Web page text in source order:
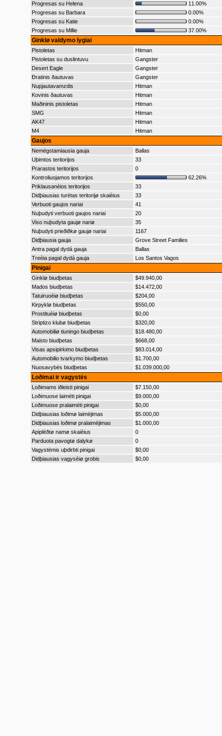
Progresas su Helena
11.00%
Progresas su Barbara
0.00%
Progresas su Katie
0.00%
Progresas su Millie
37.00%
Ginklø valdymo lygiai
Pistoletas
Hitman
Pistoletas su duslintuvu
Gangster
Desert Eagle
Gangster
Ðratinis ðautuvas
Gangster
Nupjautavamzdis
Hitman
Kovinis ðautuvas
Hitman
Maðininis pistoletas
Hitman
SMG
Hitman
AK47
Hitman
M4
Hitman
Gaujos
Nemëgstamiausia gauja
Ballas
Uþimtos teritorijos
33
Prarastos teritorijos
0
Kontroliuojamos teritorijos
62.26%
Priklausanèios teritorijos
33
Didþiausias turëtas teritorijø skaièius
33
Verbuoti gaujos nariai
41
Nuþudyti verbuoti gaujos nariai
20
Viso nuþudyta gaujø nariø
35
Nuþudyti prieðiðkø gaujø nariai
1167
Didþiausia gauja
Grove Street Families
Antra pagal dydá gauja
Ballas
Treèia pagal dydá gauja
Los Santos Vagos
Pinigai
Ginklø biudþetas
$49.940,00
Mados biudþetas
$14.472,00
Tatuiruoèiø biudþetas
$204,00
Kirpyklø biudþetas
$550,00
Prostituèiø biudþetas
$0,00
Striptizo klubø biudþetas
$320,00
Automobiliø tiuningo biudþetas
$18.480,00
Maisto biudþetas
$668,00
Visas apsipirkimo biudþetas
$83.014,00
Automobilio tvarkymo biudþetas
$1.700,00
Nuosavybës biudþetas
$1.039.000,00
Loðimai ir vagystës
Loðimams iðleisti pinigai
$7.150,00
Loðimuose laimëti pinigai
$9.000,00
Loðimuose pralaimëti pinigai
$0,00
Didþiausias loðimø laimëjimas
$5.000,00
Didþiausias loðimø pralaimëjimas
$1.000,00
Apiplëðtø namø skaièius
0
Parduota pavogtø dalykø
0
Vagystëmis uþdirbti pinigai
$0,00
Didþiausias vagysèiø grobis
$0,00